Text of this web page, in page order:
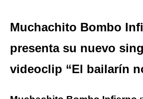
Muchachito Bombo
presenta su nuevo
videoclip “El bailarín